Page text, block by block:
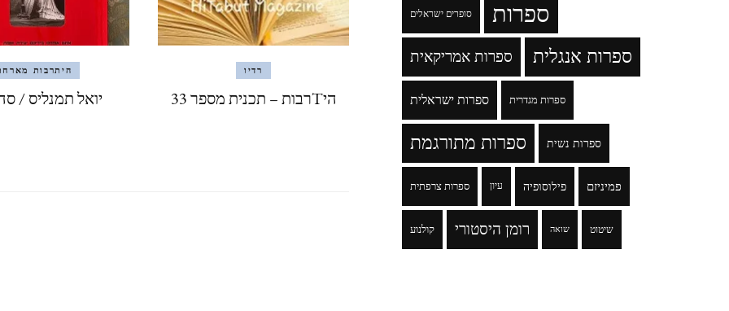
רדיו
היTרבות – תכנית מספר 33
היתרבות
יואל תמנליס /
סופרים ישראלים ספרות
ספרות אמריקאית ספרות אנגלית
ספרות ישראלית ספרות מגדרית
ספרות מתורגמת ספרות נשית
ספרות צרפתית עיון פילוסופיה פמיניזם
קולנוע רומן היסטורי שואה שיטוט